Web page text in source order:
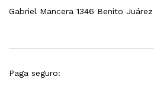
Gabriel Mancera 1346 Benito
Paga seguro:
L/h, con filtración Welltek